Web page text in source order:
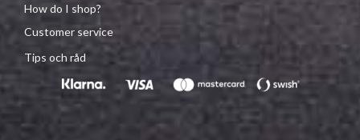
How do I shop?
Customer service
Tips och råd